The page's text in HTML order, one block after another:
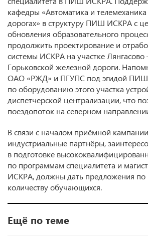
кафедры «Автоматика и
дорогах» в структуру ПИШ ИСКРА с
обновления образовательного
продолжить проектирование и
системы ИСКРА на участке
Горьковской железной дороги.
ОАО «РЖД» и ПГУПС под эгидой ПИШ
по оборудованию этого участка
диспетчерской централизации, что
поездопоток на северном
В связи с началом приёмной
индустриальные партнёры,
в подготовке
по программам специалитета и
ИСКРА, должны дать предложения
количеству обучающихся.
Ещё по теме